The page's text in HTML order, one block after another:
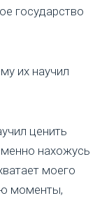
государство
их научил
ценить
нахожусь
моего
моменты,